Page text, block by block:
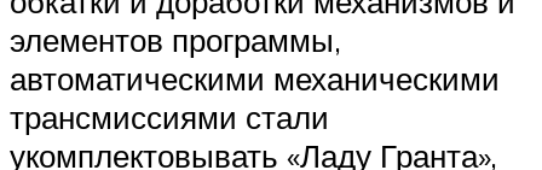
элементов программы,
автоматическими механическими
трансмиссиями стали
укомплектовывать «Ладу Гранта»,